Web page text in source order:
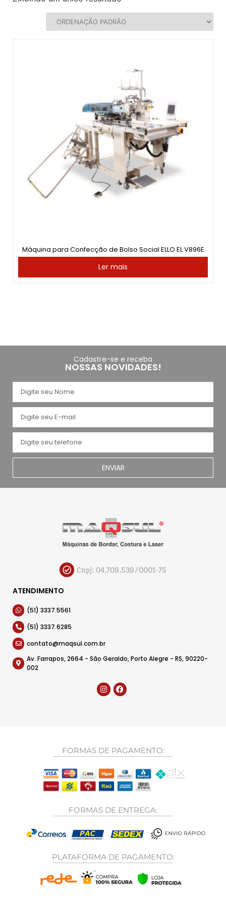
Máquina para Confecção de Bolso Social ELLO EL V896E
Ler mais
Cadastre-se e receba
NOSSAS NOVIDADES!
ENVIAR
Cnpj: 04.709.539/0001-75
ATENDIMENTO
(51) 3337.5561
(51) 3337.6285
contato@maqsul.com.br
Av. Farrapos, 2664 - São Geraldo, Porto Alegre - RS, 90220-
002
FORMAS DE PAGAMENTO:
FORMAS DE ENTREGA:
PLATAFORMA DE PAGAMENTO: